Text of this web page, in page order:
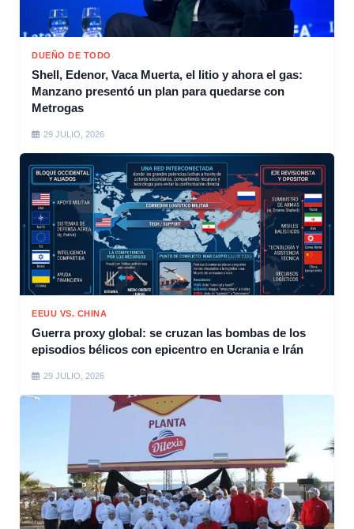
DUEÑO DE TODO
Shell, Edenor, Vaca Muerta, el litio y ahora el gas:
Manzano presentó un plan para quedarse con
Metrogas
29 JULIO, 2026
EEUU VS. CHINA
Guerra proxy global: se cruzan las bombas de los
episodios bélicos con epicentro en Ucrania e Irán
29 JULIO, 2026